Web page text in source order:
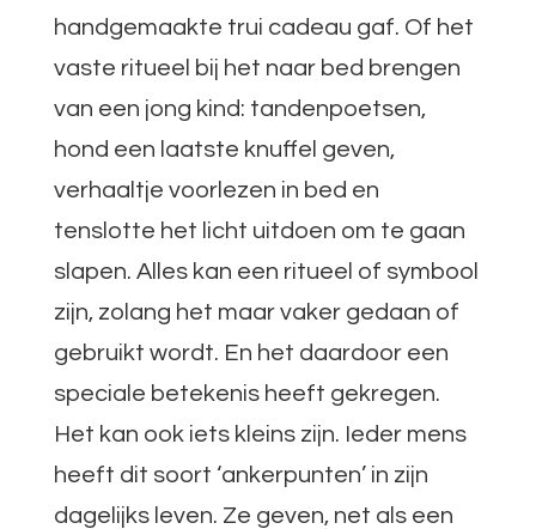
handgemaakte trui cadeau gaf. Of het
vaste ritueel bij het naar bed brengen
van een jong kind: tandenpoetsen,
hond een laatste knuffel geven,
verhaaltje voorlezen in bed en
tenslotte het licht uitdoen om te gaan
slapen. Alles kan een ritueel of symbool
zijn, zolang het maar vaker gedaan of
gebruikt wordt. En het daardoor een
speciale betekenis heeft gekregen.
Het kan ook iets kleins zijn. Ieder mens
heeft dit soort ‘ankerpunten’ in zijn
dagelijks leven. Ze geven, net als een